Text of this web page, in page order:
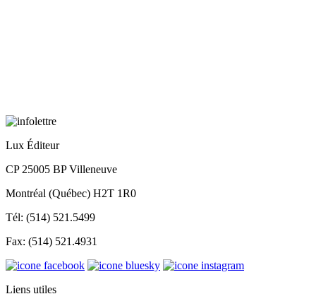
Lux Éditeur
CP 25005 BP Villeneuve
Montréal (Québec) H2T 1R0
Tél: (514) 521.5499
Fax: (514) 521.4931
Liens utiles